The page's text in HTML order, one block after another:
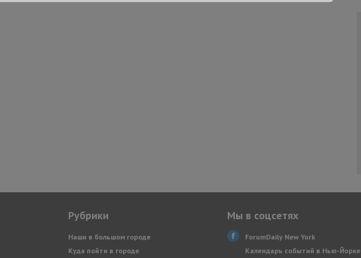
Рубрики
Наши в большом городе
Куда пойти в городе
Мы в соцсетях
ForumDaily New York
Календарь событий в Нью-Йорке